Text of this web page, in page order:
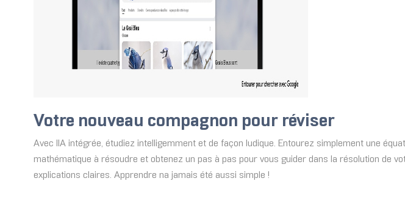
Votre nouveau compagnon pour réviser
Avec lIA intégrée, étudiez intelligemment et de façon ludique. Entourez simplement une
mathématique à résoudre et obtenez un pas à pas pour vous guider dans la résolution de
explications claires. Apprendre na jamais été aussi simple !